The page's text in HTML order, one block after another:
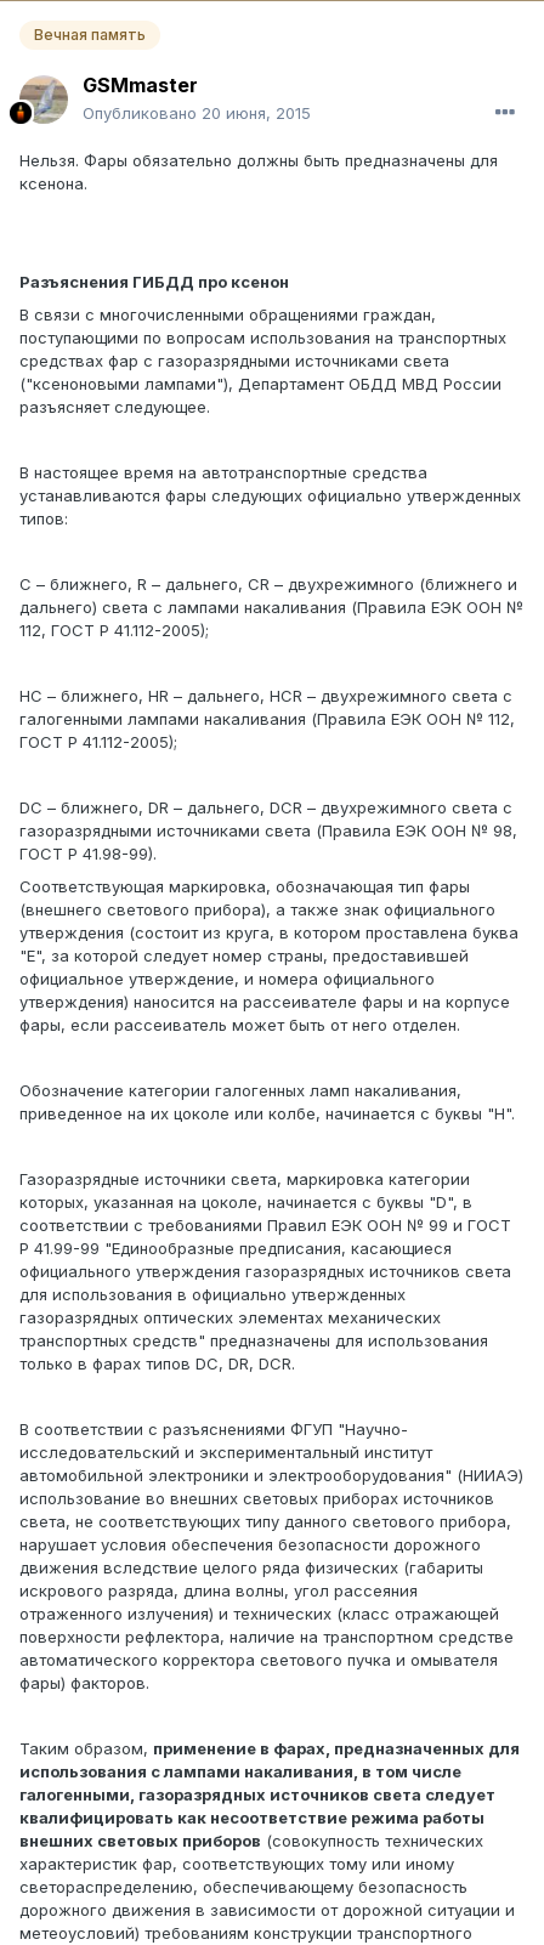
Вечная память
GSMmaster
Опубликовано 20 июня, 2015
Нельзя. Фары обязательно должны быть предназначены для
ксенона.
Разъяснения ГИБДД про ксенон
В связи с многочисленными обращениями граждан,
поступающими по вопросам использования на транспортных
средствах фар с газоразрядными источниками света
("ксеноновыми лампами"), Департамент ОБДД МВД России
разъясняет следующее.
В настоящее время на автотранспортные средства
устанавливаются фары следующих официально утвержденных
типов:
С – ближнего, R – дальнего, СR – двухрежимного (ближнего и
дальнего) света с лампами накаливания (Правила ЕЭК ООН №
112, ГОСТ Р 41.112-2005);
HС – ближнего, HR – дальнего, HСR – двухрежимного света с
галогенными лампами накаливания (Правила ЕЭК ООН № 112,
ГОСТ Р 41.112-2005);
DС – ближнего, DR – дальнего, DСR – двухрежимного света с
газоразрядными источниками света (Правила ЕЭК ООН № 98,
ГОСТ Р 41.98-99).
Соответствующая маркировка, обозначающая тип фары
(внешнего светового прибора), а также знак официального
утверждения (состоит из круга, в котором проставлена буква
"Е", за которой следует номер страны, предоставившей
официальное утверждение, и номера официального
утверждения) наносится на рассеивателе фары и на корпусе
фары, если рассеиватель может быть от него отделен.
Обозначение категории галогенных ламп накаливания,
приведенное на их цоколе или колбе, начинается с буквы "Н".
Газоразрядные источники света, маркировка категории
которых, указанная на цоколе, начинается с буквы "D", в
соответствии с требованиями Правил ЕЭК ООН № 99 и ГОСТ
Р 41.99-99 "Единообразные предписания, касающиеся
официального утверждения газоразрядных источников света
для использования в официально утвержденных
газоразрядных оптических элементах механических
транспортных средств" предназначены для использования
только в фарах типов DC, DR, DCR.
В соответствии с разъяснениями ФГУП "Научно-
исследовательский и экспериментальный институт
автомобильной электроники и электрооборудования" (НИИАЭ)
использование во внешних световых приборах источников
света, не соответствующих типу данного светового прибора,
нарушает условия обеспечения безопасности дорожного
движения вследствие целого ряда физических (габариты
искрового разряда, длина волны, угол рассеяния
отраженного излучения) и технических (класс отражающей
поверхности рефлектора, наличие на транспортном средстве
автоматического корректора светового пучка и омывателя
фары) факторов.
Таким образом, применение в фарах, предназначенных для
использования с лампами накаливания, в том числе
галогенными, газоразрядных источников света следует
квалифицировать как несоответствие режима работы
внешних световых приборов (совокупность технических
характеристик фар, соответствующих тому или иному
светораспределению, обеспечивающему безопасность
дорожного движения в зависимости от дорожной ситуации и
метеоусловий) требованиям конструкции транспортного